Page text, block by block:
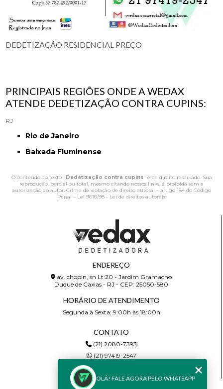
DEDETIZAÇÃO RESIDENCIAL PREÇO
PRINCIPAIS REGIÕES ONDE A WEDAX
ATENDE DEDETIZAÇÃO CONTRA CUPINS:
RJ
Rio de Janeiro
Baixada Fluminense
O conteúdo do texto " Dedetização contra cupins" é de direito reservado. Sua
reprodução, parcial ou total, mesmo citando nossos links, é proibida sem a
autorização do autor. Crime de violação de direito autoral – artigo 184 do Código
Penal – Lei 9610/98 - Lei de direitos autorais.
ENDEREÇO
av. chopin, sn Lt:20 - Jardim Gramacho
Duque de Caxias - RJ - CEP: 25050-580
HORÁRIO DE ATENDIMENTO
Segunda à Sexta: 9:00h às 18:00h
CONTATO
(21) 2080-7393
(21) 97419-2547
wedax.comercial@gmail.com
OLÁ! FALE AGORA PELO WHATSAPP